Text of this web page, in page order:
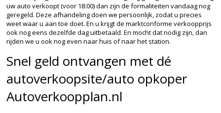
uw auto verkoopt (voor 18:00) dan zijn de formaliteiten vandaag nog
geregeld. Deze afhandeling doen we persoonlijk, zodat u precies
weet waar u aan toe doet. En u krijgt de marktconforme verkoopprijs
ook nog eens dezelfde dag uitbetaald. En mocht dat nodig zijn, dan
rijden we u ook nog even naar huis of naar het station.
Snel geld ontvangen met dé
autoverkoopsite/auto opkoper
Autoverkoopplan.nl